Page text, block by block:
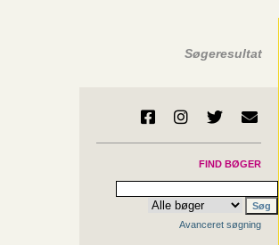
Søgeresultat
FIND BØGER
Avanceret søgning